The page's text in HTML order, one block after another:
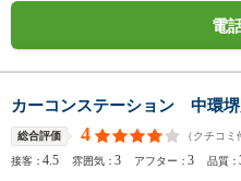
電
カーコンステーション 中環
総合評価 4 （クチコミ
接客：4.5 雰囲気：3 アフター：3 品質：